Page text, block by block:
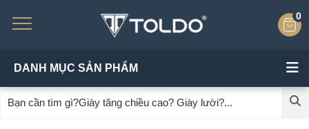
0
DANH MỤC SẢN PHẨM